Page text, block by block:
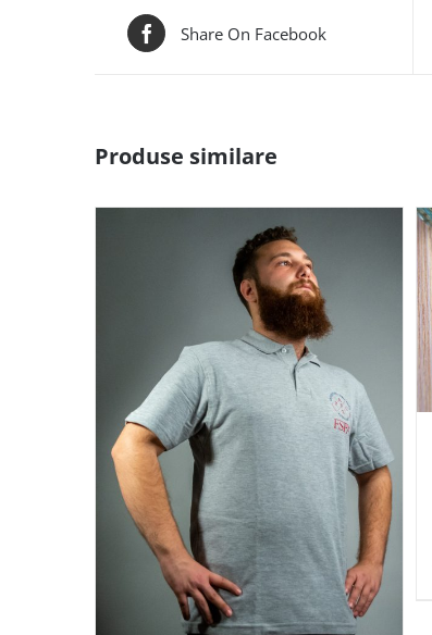
Share On Facebook
Produse similare